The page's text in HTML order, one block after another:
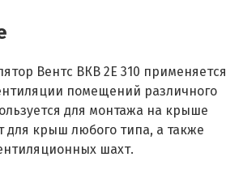
Вентс ВКВ 2Е 310 применяется
помещений различного
для монтажа на крыше
для крыш любого типа, а также
шахт.